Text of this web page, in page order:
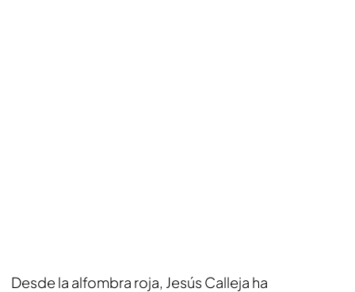
Desde la alfombra roja, Jesús Calleja ha